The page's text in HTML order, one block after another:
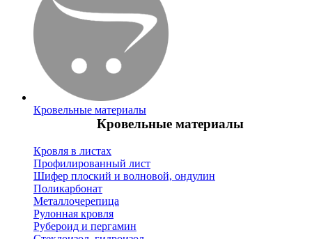
Кровельные материалы
Кровельные материалы
Кровля в листах
Профилированный лист
Шифер плоский и волновой, ондулин
Поликарбонат
Металлочерепица
Рулонная кровля
Рубероид и пергамин